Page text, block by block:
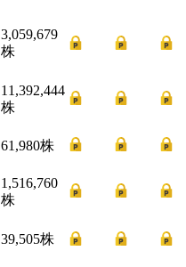
3,059,679
株
11,392,444
株
61,980株
1,516,760
株
39,505株